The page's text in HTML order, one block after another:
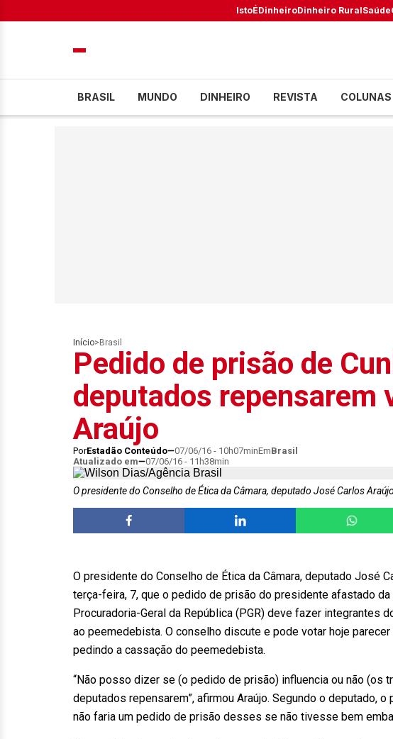
IstoÉDinheiroDinheiro RuralSaúde
BRASIL MUNDO DINHEIRO REVISTA COLUNAS
Início> Brasil
Pedido de prisão de
deputados repensarem
Araújo
PorEstadão Conteúdo 07/06/16 - 10h07minEmBrasil
Atualizado em
07/06/16 - 11h38min
O presidente do Conselho de Ética da Câmara, deputado José Carlos
O presidente do Conselho de Ética da Câmara, deputado José
terça-feira, 7, que o pedido de prisão do presidente afastado da
Procuradoria-Geral da República (PGR) deve fazer integrantes
ao peemedebista. O conselho discute e pode votar hoje
pedindo a cassação do peemedebista.
“Não posso dizer se (o pedido de prisão) influencia ou não (os
deputados repensarem”, afirmou Araújo. Segundo o deputado,
não faria um pedido de prisão desses se não tivesse bem